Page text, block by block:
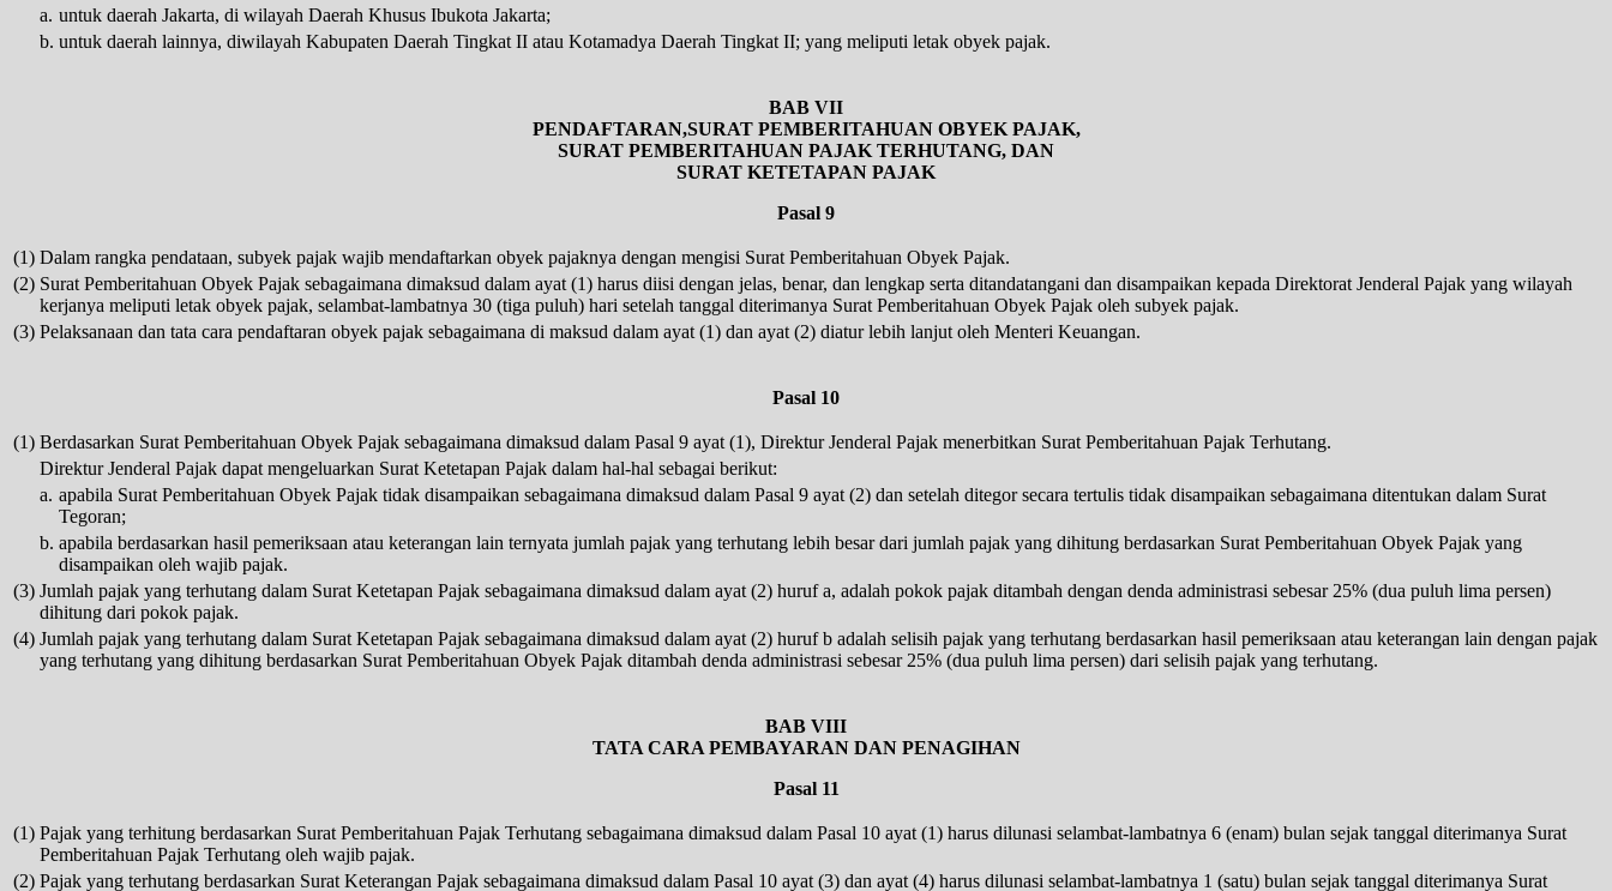
a. untuk daerah Jakarta, di wilayah Daerah Khusus Ibukota Jakarta;
b. untuk daerah lainnya, diwilayah Kabupaten Daerah Tingkat II atau Kotamadya Daerah Tingkat II; yang meliputi letak obyek pajak.
BAB VII
PENDAFTARAN,SURAT PEMBERITAHUAN OBYEK PAJAK,
SURAT PEMBERITAHUAN PAJAK TERHUTANG, DAN
SURAT KETETAPAN PAJAK
Pasal 9
(1) Dalam rangka pendataan, subyek pajak wajib mendaftarkan obyek pajaknya dengan mengisi Surat Pemberitahuan Obyek Pajak.
(2) Surat Pemberitahuan Obyek Pajak sebagaimana dimaksud dalam ayat (1) harus diisi dengan jelas, benar, dan lengkap serta ditandatangani dan disampaikan kepada Direktorat Jenderal Pajak yang wilayah
kerjanya meliputi letak obyek pajak, selambat-lambatnya 30 (tiga puluh) hari setelah tanggal diterimanya Surat Pemberitahuan Obyek Pajak oleh subyek pajak.
(3) Pelaksanaan dan tata cara pendaftaran obyek pajak sebagaimana di maksud dalam ayat (1) dan ayat (2) diatur lebih lanjut oleh Menteri Keuangan.
Pasal 10
(1) Berdasarkan Surat Pemberitahuan Obyek Pajak sebagaimana dimaksud dalam Pasal 9 ayat (1), Direktur Jenderal Pajak menerbitkan Surat Pemberitahuan Pajak Terhutang.
Direktur Jenderal Pajak dapat mengeluarkan Surat Ketetapan Pajak dalam hal-hal sebagai berikut:
a. apabila Surat Pemberitahuan Obyek Pajak tidak disampaikan sebagaimana dimaksud dalam Pasal 9 ayat (2) dan setelah ditegor secara tertulis tidak disampaikan sebagaimana ditentukan dalam Surat
Tegoran;
b. apabila berdasarkan hasil pemeriksaan atau keterangan lain ternyata jumlah pajak yang terhutang lebih besar dari jumlah pajak yang dihitung berdasarkan Surat Pemberitahuan Obyek Pajak yang
disampaikan oleh wajib pajak.
(3) Jumlah pajak yang terhutang dalam Surat Ketetapan Pajak sebagaimana dimaksud dalam ayat (2) huruf a, adalah pokok pajak ditambah dengan denda administrasi sebesar 25% (dua puluh lima persen)
dihitung dari pokok pajak.
(4) Jumlah pajak yang terhutang dalam Surat Ketetapan Pajak sebagaimana dimaksud dalam ayat (2) huruf b adalah selisih pajak yang terhutang berdasarkan hasil pemeriksaan atau keterangan lain dengan pajak
yang terhutang yang dihitung berdasarkan Surat Pemberitahuan Obyek Pajak ditambah denda administrasi sebesar 25% (dua puluh lima persen) dari selisih pajak yang terhutang.
BAB VIII
TATA CARA PEMBAYARAN DAN PENAGIHAN
Pasal 11
(1) Pajak yang terhitung berdasarkan Surat Pemberitahuan Pajak Terhutang sebagaimana dimaksud dalam Pasal 10 ayat (1) harus dilunasi selambat-lambatnya 6 (enam) bulan sejak tanggal diterimanya Surat
Pemberitahuan Pajak Terhutang oleh wajib pajak.
(2) Pajak yang terhutang berdasarkan Surat Keterangan Pajak sebagaimana dimaksud dalam Pasal 10 ayat (3) dan ayat (4) harus dilunasi selambat-lambatnya 1 (satu) bulan sejak tanggal diterimanya Surat